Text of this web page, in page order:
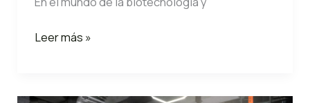
El
hígado:
Leer más »